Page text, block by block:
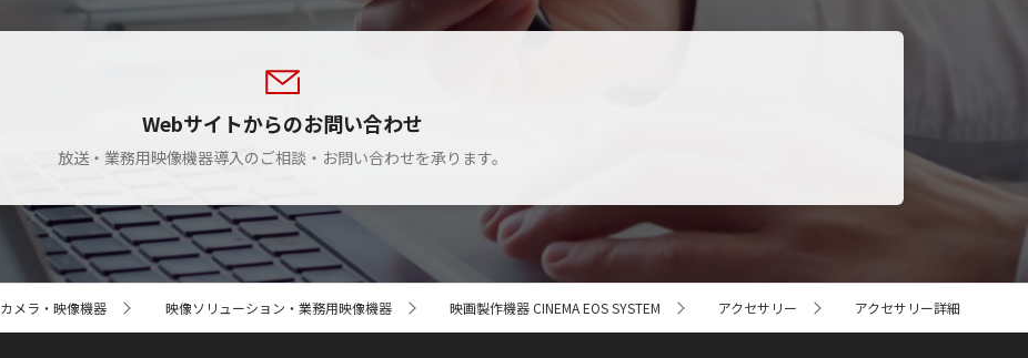
Webサイトからのお問い合わせ
放送・業務用映像機器導入のご相談・お問い合わせを承ります。
カメラ・映像機器 映像ソリューション・業務用映像機器 映画製作機器 CINEMA EOS SYSTEM アクセサリー アクセサリー詳細